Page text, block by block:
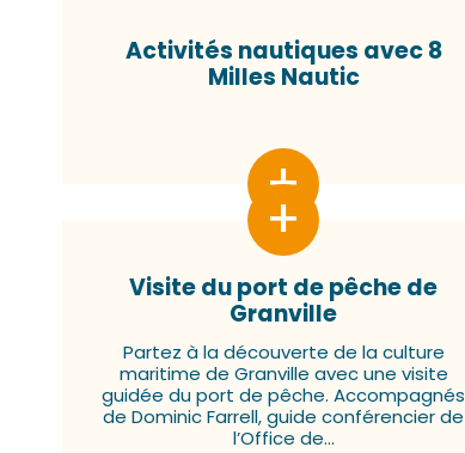
Activités nautiques avec 8
Milles Nautic
Visite du port de pêche de
Granville
Partez à la découverte de la culture
maritime de Granville avec une visite
guidée du port de pêche. Accompagnés
de Dominic Farrell, guide conférencier de
l’Office de...